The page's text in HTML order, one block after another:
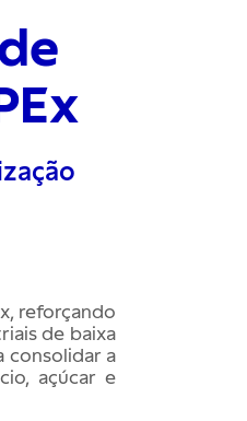
reforçando
de baixa
consolidar a
açúcar e